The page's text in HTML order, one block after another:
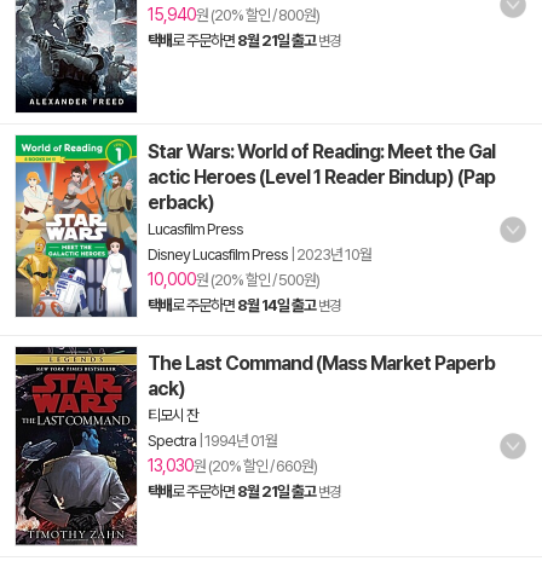
15,940원 (20% 할인 / 800원)
택배로 주문하면 8월 21일 출고 변경
Star Wars: World of Reading: Meet the Gal
actic Heroes (Level 1 Reader Bindup) (Pap
erback)
Lucasfilm Press
Disney Lucasfilm Press 2023년 10월
10,000원 (20% 할인 / 500원)
택배로 주문하면 8월 14일 출고 변경
The Last Command (Mass Market Paperb
ack)
티모시 잔
Spectra 1994년 01월
13,030원 (20% 할인 / 660원)
택배로 주문하면 8월 21일 출고 변경